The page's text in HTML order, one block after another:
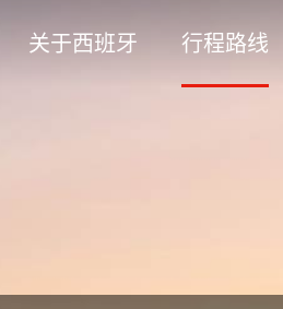
关于西班牙 行程路线